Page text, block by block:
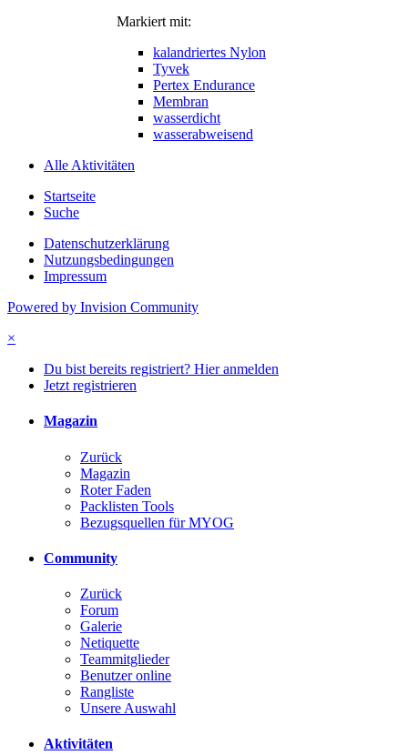
Markiert mit:
kalandriertes Nylon
Tyvek
Pertex Endurance
Membran
wasserdicht
wasserabweisend
Alle Aktivitäten
Startseite
Suche
Datenschutzerklärung
Nutzungsbedingungen
Impressum
Powered by Invision Community
×
Du bist bereits registriert? Hier anmelden
Jetzt registrieren
Magazin
Zurück
Magazin
Roter Faden
Packlisten Tools
Bezugsquellen für MYOG
Community
Zurück
Forum
Galerie
Netiquette
Teammitglieder
Benutzer online
Rangliste
Unsere Auswahl
Aktivitäten